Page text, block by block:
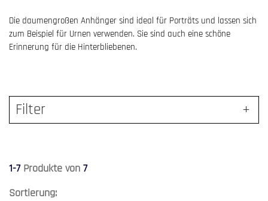
Die daumengroßen Anhänger sind ideal für Porträts und lassen sich
zum Beispiel für Urnen verwenden. Sie sind auch eine schöne
Erinnerung für die Hinterbliebenen.
Filter
1-7Produkte von 7
Sortierung: